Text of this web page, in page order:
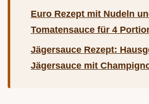
Euro Rezept mit Nudeln
Tomatensauce für 4
Jägersauce Rezept:
Jägersauce mit